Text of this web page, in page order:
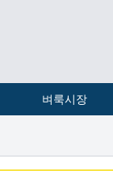
벼룩시장